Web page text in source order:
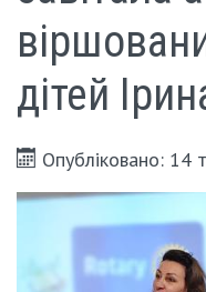
дітей
Опубліковано: 14